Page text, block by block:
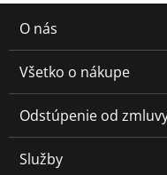
O nás
Všetko o nákupe
Odstúpenie od
Služby